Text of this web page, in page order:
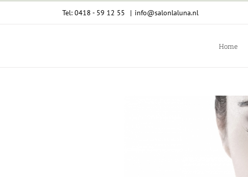
Tel: 0418 - 59 12 55 | info@salonlaluna.nl
Home